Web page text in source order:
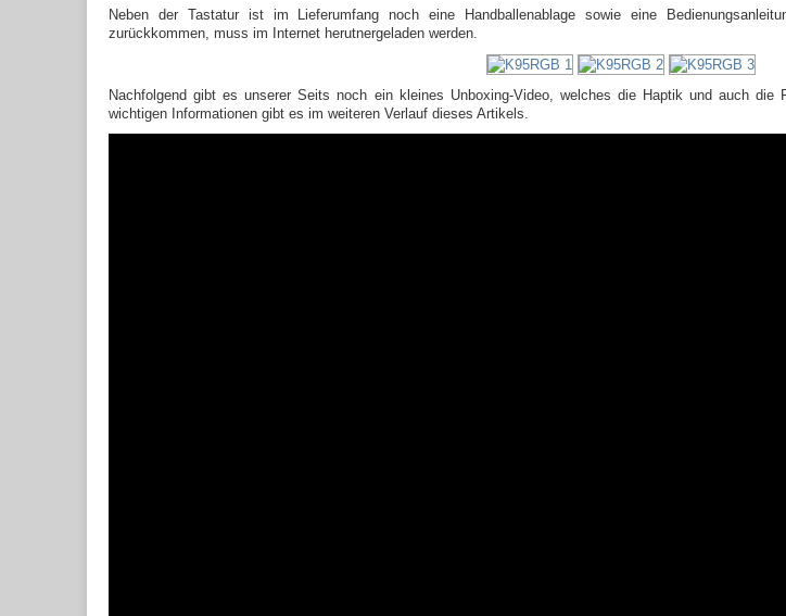
Neben der Tastatur ist im Lieferumfang noch eine Handballenablage sowie eine
zurückkommen, muss im Internet herutnergeladen werden.
Nachfolgend gibt es unserer Seits noch ein kleines Unboxing-Video, welches die Haptik und auch die
wichtigen Informationen gibt es im weiteren Verlauf dieses Artikels.